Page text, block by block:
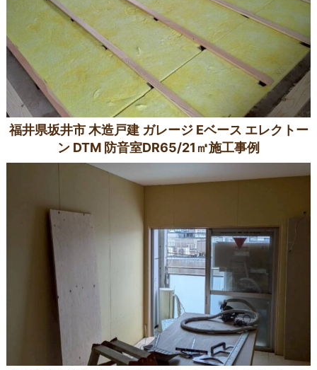
福井県坂井市 木造戸建 ガレージ Eベース エレクトー
ン DTM 防音室DR65/21㎡施工事例